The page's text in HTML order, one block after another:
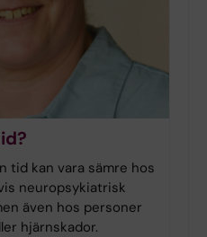
tid kan vara sämre hos
neuropsykiatrisk
även hos personer
hjärnskador.